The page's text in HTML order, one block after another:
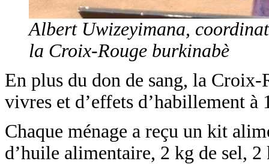
Albert Uwizeyimana,
la Croix-Rouge burkinabè
En plus du don de sang, la Croix-
vivres et d’effets d’habillement à
Chaque ménage a reçu un kit
d’huile alimentaire, 2 kg de sel,